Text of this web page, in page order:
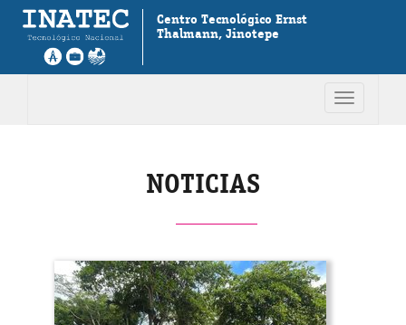
Centro Tecnológico Ernst
Thalmann, Jinotepe
Toggle
NOTICIAS